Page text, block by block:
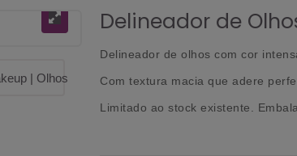
Delineador de
Delineador de olhos com cor
Com textura macia que adere
Limitado ao stock existente.